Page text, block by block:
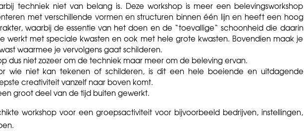
techniek niet van belang is. Deze workshop is meer een belevingsworkshop
met verschillende vormen en structuren binnen één lijn en heeft een hoog
waarbij de essentie van het doen en de “toevallige“ schoonheid die daarin
werkt met speciale kwasten en ook met hele grote kwasten. Bovendien maak je
waarmee je vervolgens gaat schilderen.
dus niet zozeer om de techniek maar meer om de beleving ervan.
wie niet kan tekenen of schilderen, is dit een hele boeiende en uitdagende
creativiteit vanzelf naar boven komt.
groot deel van de tijd buiten gewerkt.
workshop voor een groepsactiviteit voor bijvoorbeeld bedrijven, instellingen,